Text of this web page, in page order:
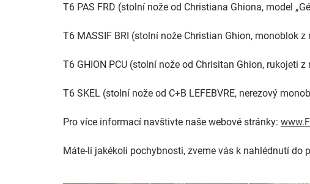
T6 PAS FRD (stolní nože od Christiana Ghiona, model
T6 MASSIF BRI (stolní nože Christian Ghion, monoblok z
T6 GHION PCU (stolní nože od Chrisitan Ghion, rukojeti
T6 SKEL (stolní nože od C+B LEFEBVRE, nerezový
Pro více informací navštivte naše webové stránky:
Máte-li jakékoli pochybnosti, zveme vás k nahlédnutí